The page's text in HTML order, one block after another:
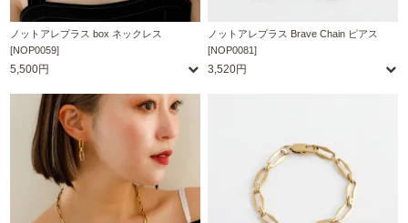
ノットアレプラス box ネックレス
[NOP0059]
5,500円
ノットアレプラス Brave Chain ピアス
[NOP0081]
3,520円